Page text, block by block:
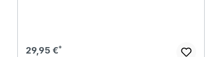
Regulärer Preis:
29,95 €